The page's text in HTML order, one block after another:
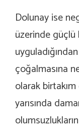
Dolunay ise
üzerinde
çoğalmasına
olarak birtakım
yarısında